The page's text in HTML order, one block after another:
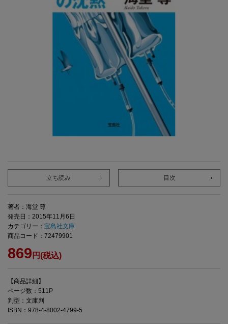
立ち読み 目次
著者：海堂 尊
発売日：2015年11月6日
カテゴリー： 宝島社文庫
商品コード：72479901
869 円(税込)
【商品詳細】
ページ数：511P
判型：文庫判
ISBN：978-4-8002-4799-5